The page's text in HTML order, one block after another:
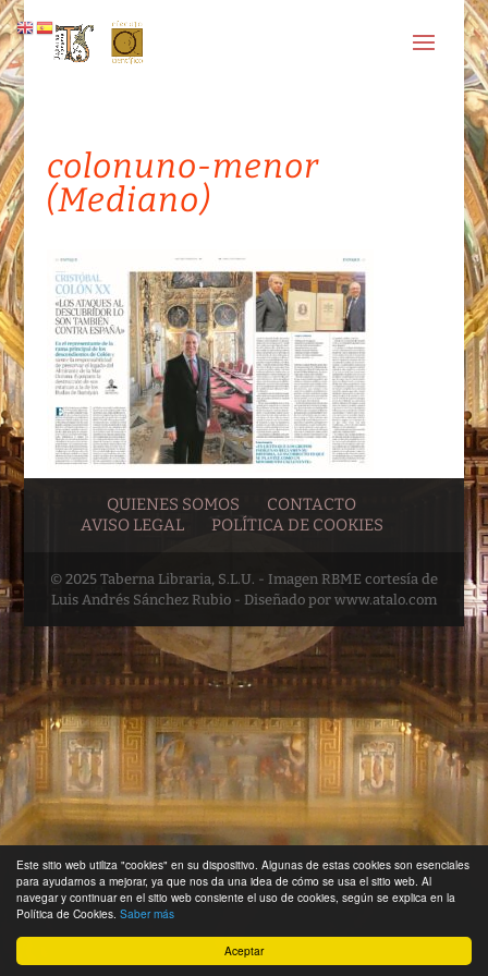
Aceptar
Este sitio web utiliza "cookies" en su dispositivo. Algunas de estas cookies son esenciales
para ayudarnos a mejorar, ya que nos da una idea de cómo se usa el sitio web. Al
navegar y continuar en el sitio web consiente el uso de cookies, según se explica en la
Política de Cookies. Saber más
colonuno-menor
(Mediano)
QUIENES SOMOS
CONTACTO
AVISO LEGAL
POLÍTICA DE COOKIES
© 2025 Taberna Libraria, S.L.U. - Imagen RBME cortesía de
Luis Andrés Sánchez Rubio - Diseñado por www.atalo.com